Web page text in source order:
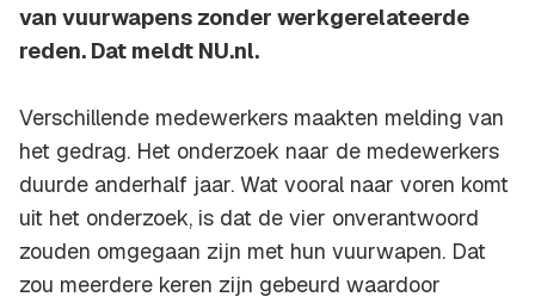
van vuurwapens zonder werkgerelateerde
reden. Dat meldt NU.nl.
Verschillende medewerkers maakten melding van
het gedrag. Het onderzoek naar de medewerkers
duurde anderhalf jaar. Wat vooral naar voren komt
uit het onderzoek, is dat de vier onverantwoord
zouden omgegaan zijn met hun vuurwapen. Dat
zou meerdere keren zijn gebeurd waardoor